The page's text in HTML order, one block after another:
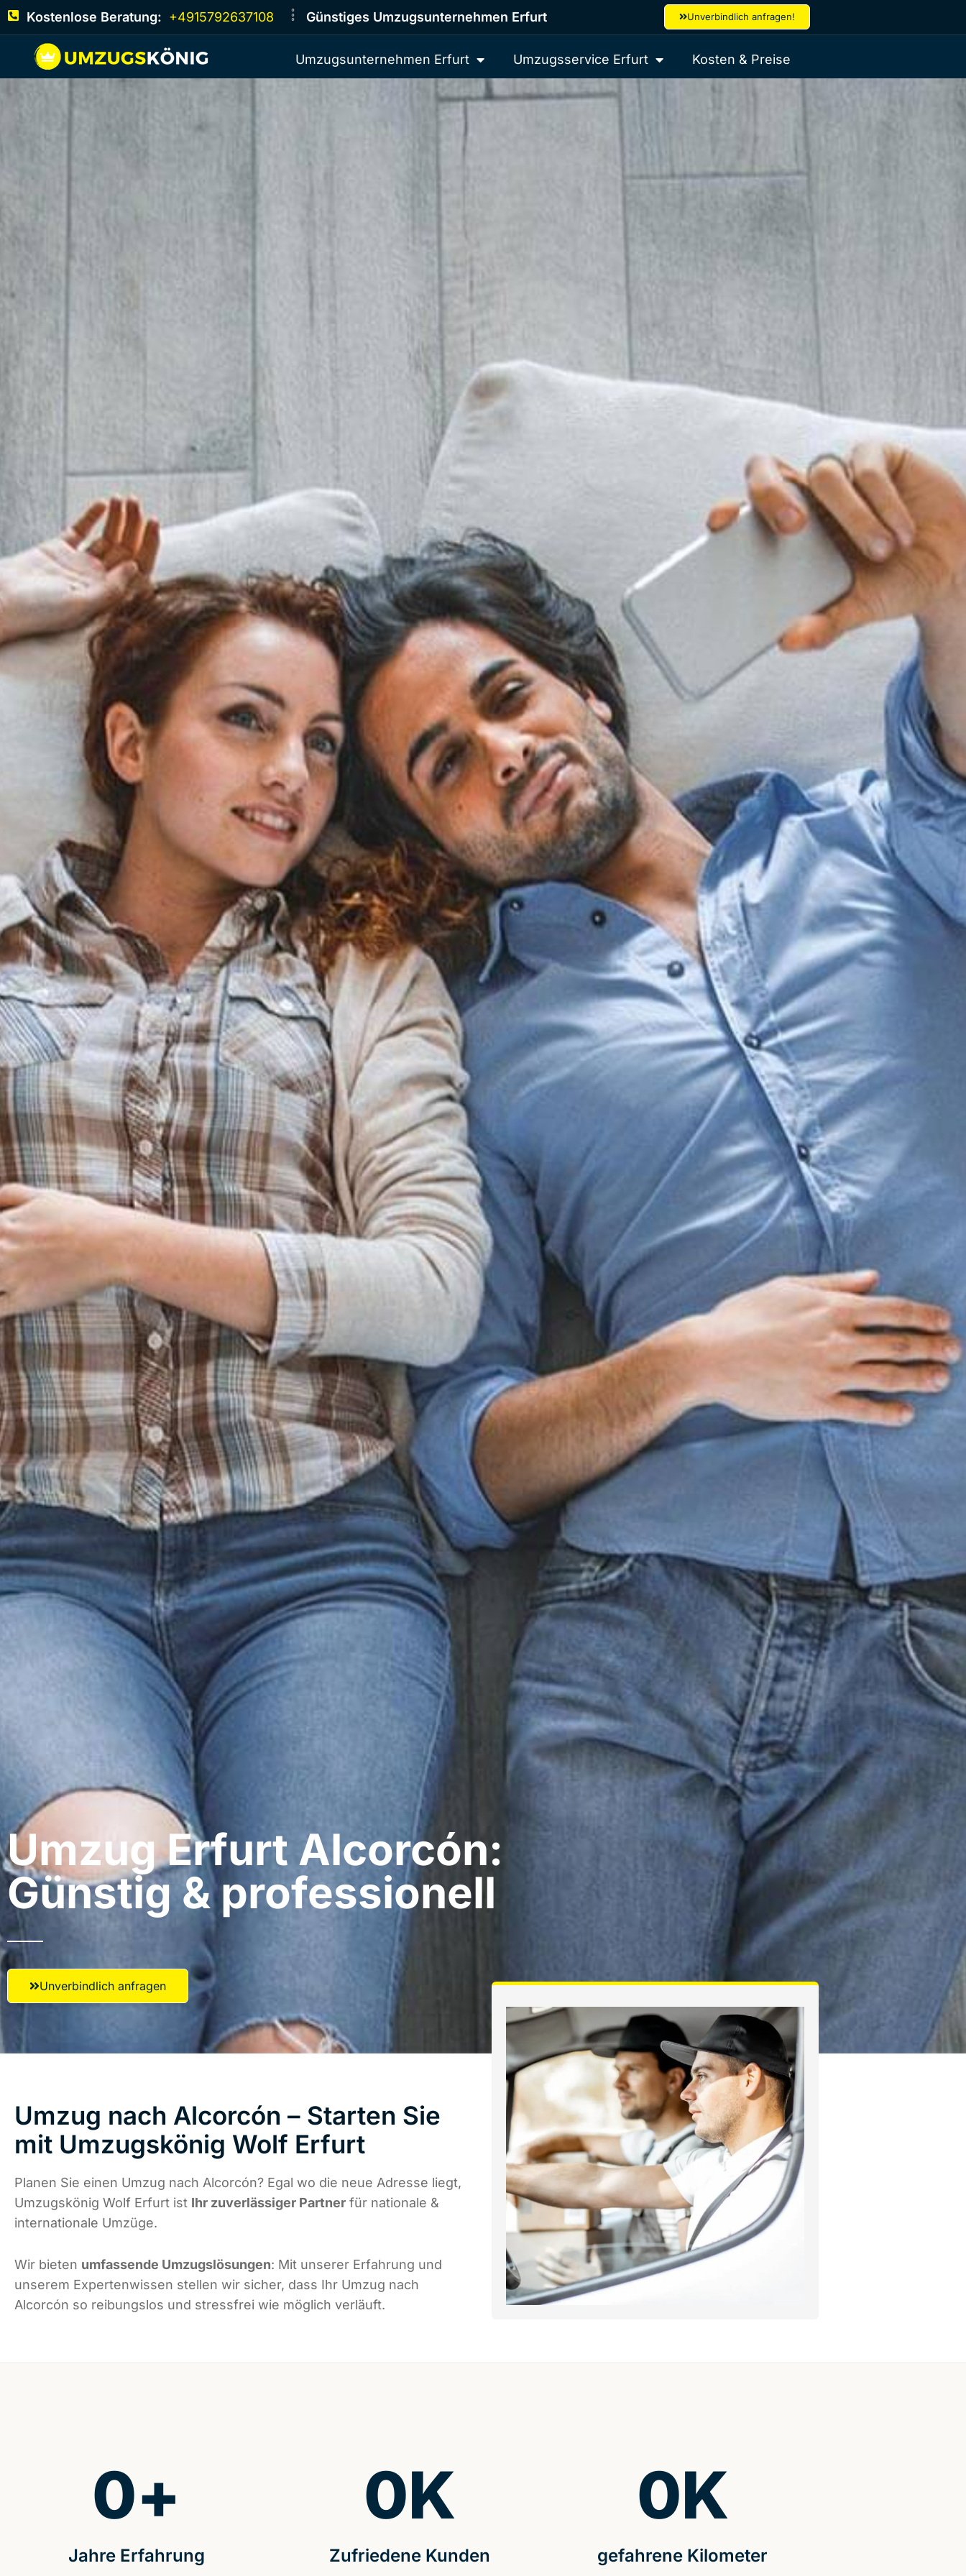
Kostenlose Beratung: +4915792637108 Günstiges Umzugsunternehmen Erfurt Unverbindlich anfragen!
Umzugsunternehmen Erfurt Umzugsservice Erfurt Kosten & Preise
Umzug Erfurt​ Alcorcón:
Günstig & professionell​
Unverbindlich anfragen
Umzug nach Alcorcón – Starten Sie
mit Umzugskönig Wolf Erfurt
Planen Sie einen Umzug nach Alcorcón? Egal wo die neue Adresse liegt,
Umzugskönig Wolf Erfurt ist Ihr zuverlässiger Partner für nationale &
internationale Umzüge.
Wir bieten umfassende Umzugslösungen: Mit unserer Erfahrung und
unserem Expertenwissen stellen wir sicher, dass Ihr Umzug nach
Alcorcón so reibungslos und stressfrei wie möglich verläuft.
Jahre Erfahrung
0+
Zufriedene Kunden
0K
gefahrene Kilometer
0K